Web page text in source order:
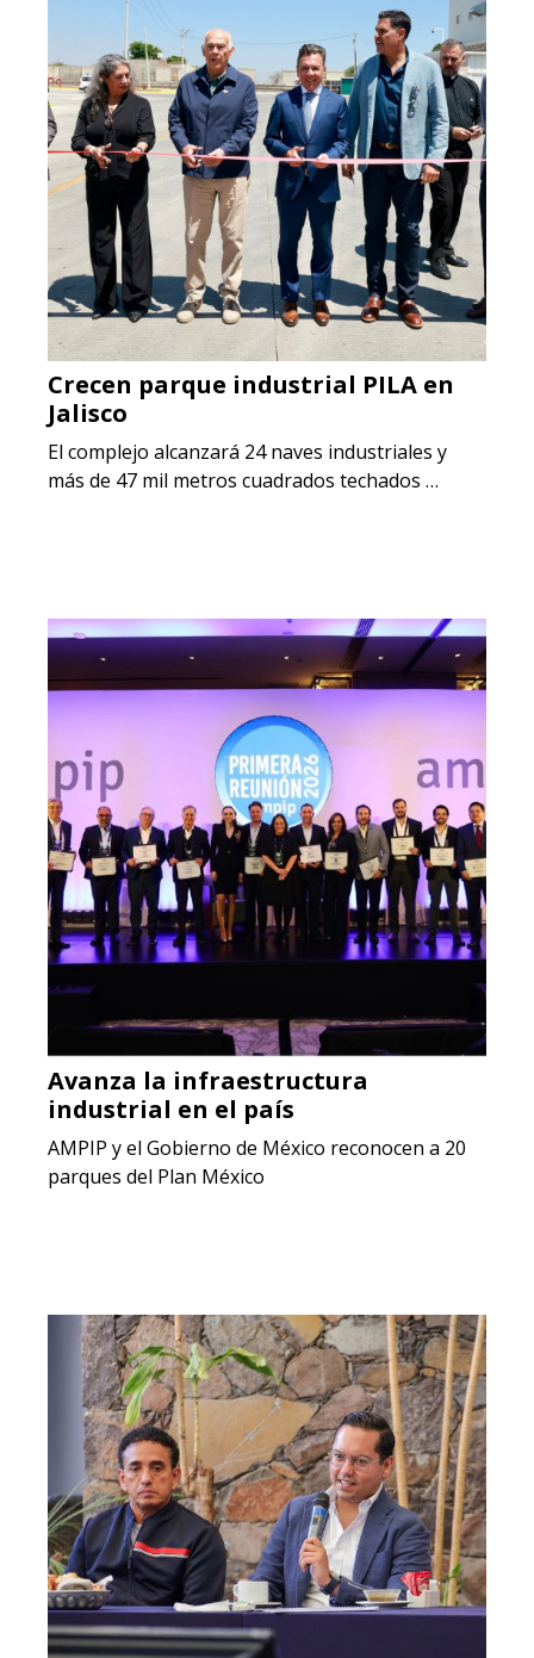
Crecen parque industrial PILA en
Jalisco
El complejo alcanzará 24 naves industriales y
más de 47 mil metros cuadrados techados …
Avanza la infraestructura
industrial en el país
AMPIP y el Gobierno de México reconocen a 20
parques del Plan México